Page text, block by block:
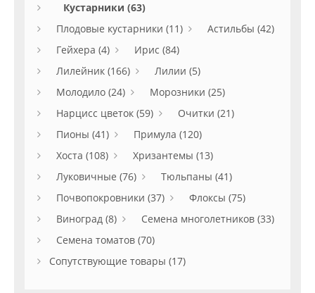
Кустарники (63)
Плодовые кустарники (11)
Астильбы (42)
Гейхера (4)
Ирис (84)
Лилейник (166)
Лилии (5)
Молодило (24)
Морозники (25)
Нарцисс цветок (59)
Очитки (21)
Пионы (41)
Примула (120)
Хоста (108)
Хризантемы (13)
Луковичные (76)
Тюльпаны (41)
Почвопокровники (37)
Флоксы (75)
Виноград (8)
Семена многолетников (33)
Семена томатов (70)
Сопутствующие товары (17)